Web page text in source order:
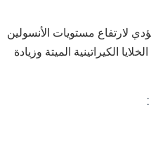
لارتفاع مستويات الأنسولين
الكيراتينية الميتة وزيادة